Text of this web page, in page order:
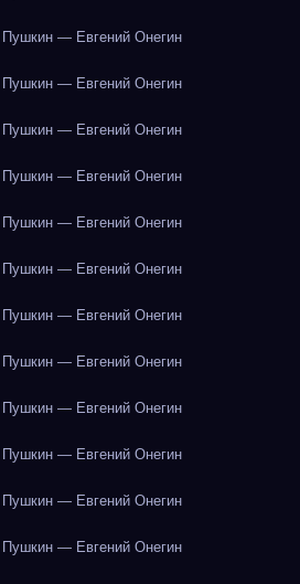
— Евгений Онегин
— Евгений Онегин
— Евгений Онегин
— Евгений Онегин
— Евгений Онегин
— Евгений Онегин
— Евгений Онегин
— Евгений Онегин
— Евгений Онегин
— Евгений Онегин
— Евгений Онегин
— Евгений Онегин